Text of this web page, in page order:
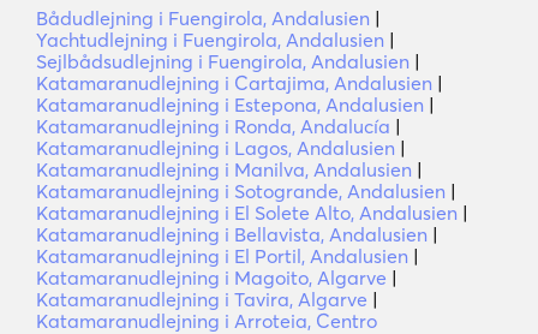
Bådudlejning i Fuengirola, Andalusien |
Yachtudlejning i Fuengirola, Andalusien |
Sejlbådsudlejning i Fuengirola, Andalusien |
Katamaranudlejning i Cartajima, Andalusien |
Katamaranudlejning i Estepona, Andalusien |
Katamaranudlejning i Ronda, Andalucía |
Katamaranudlejning i Lagos, Andalusien |
Katamaranudlejning i Manilva, Andalusien |
Katamaranudlejning i Sotogrande, Andalusien |
Katamaranudlejning i El Solete Alto, Andalusien |
Katamaranudlejning i Bellavista, Andalusien |
Katamaranudlejning i El Portil, Andalusien |
Katamaranudlejning i Magoito, Algarve |
Katamaranudlejning i Tavira, Algarve |
Katamaranudlejning i Arroteia, Centro